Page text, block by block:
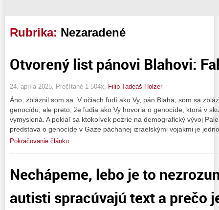
Rubrika: Nezaradené
Otvorený list pánovi Blahovi:
24. apríla 2025, Prečítané 1 504x, Filip Tadeáš Holzer
Áno, zbláznil som sa. V očiach ľudí ako Vy, pán Blaha, som sa
genocídu, ale preto, že ľudia ako Vy hovoria o genocíde, ktorá v
vymyslená. A pokiaľ sa ktokoľvek pozrie na demografický vývoj
predstava o genocíde v Gaze páchanej izraelskými vojakmi je
Pokračovanie článku
Nechápeme, lebo je to
autisti spracúvajú text a prečo